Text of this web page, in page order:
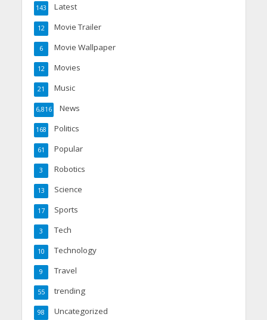
Latest
143
Movie Trailer
12
Movie Wallpaper
6
Movies
12
Music
21
News
6,816
Politics
168
Popular
61
Robotics
3
Science
13
Sports
17
Tech
3
Technology
10
Travel
9
trending
55
Uncategorized
98